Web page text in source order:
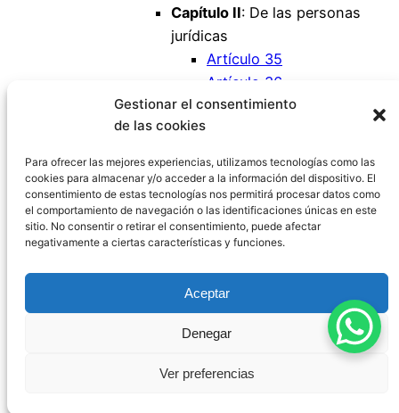
Gestionar el consentimiento
de las cookies
Para ofrecer las mejores experiencias, utilizamos tecnologías como las
cookies para almacenar y/o acceder a la información del dispositivo. El
consentimiento de estas tecnologías nos permitirá procesar datos como
el comportamiento de navegación o las identificaciones únicas en este
sitio. No consentir o retirar el consentimiento, puede afectar
negativamente a ciertas características y funciones.
Aceptar
Denegar
Ver preferencias
Capítulo II: De las personas
jurídicas
Artículo 35
Artículo 36
Artículo 37
Política de Privacidad
Política de
Contacto